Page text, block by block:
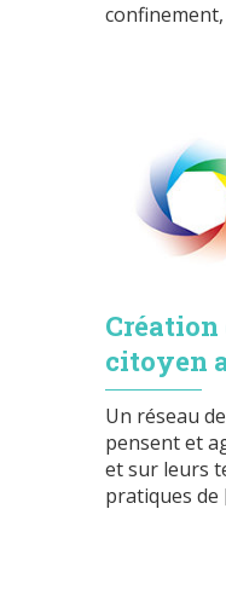
Création
citoyen
Un réseau
pensent et
et sur leurs
pratiques de